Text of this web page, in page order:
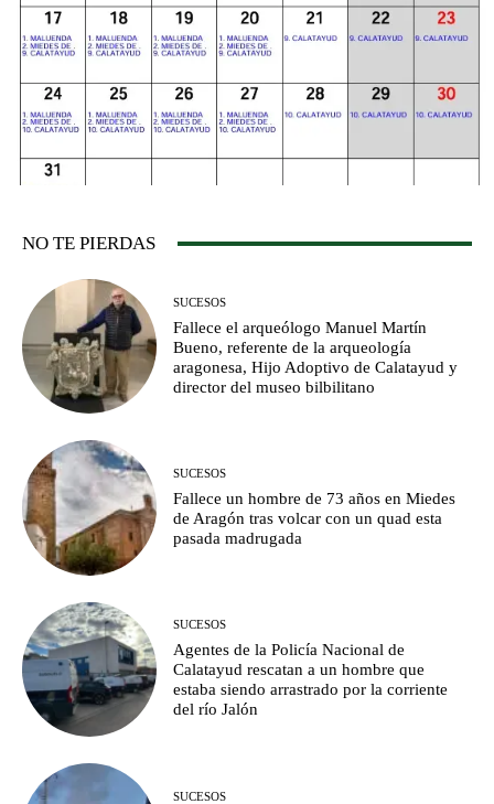
NO TE PIERDAS
SUCESOS
Fallece el arqueólogo Manuel Martín
Bueno, referente de la arqueología
aragonesa, Hijo Adoptivo de Calatayud y
director del museo bilbilitano
SUCESOS
Fallece un hombre de 73 años en Miedes
de Aragón tras volcar con un quad esta
pasada madrugada
SUCESOS
Agentes de la Policía Nacional de
Calatayud rescatan a un hombre que
estaba siendo arrastrado por la corriente
del río Jalón
SUCESOS